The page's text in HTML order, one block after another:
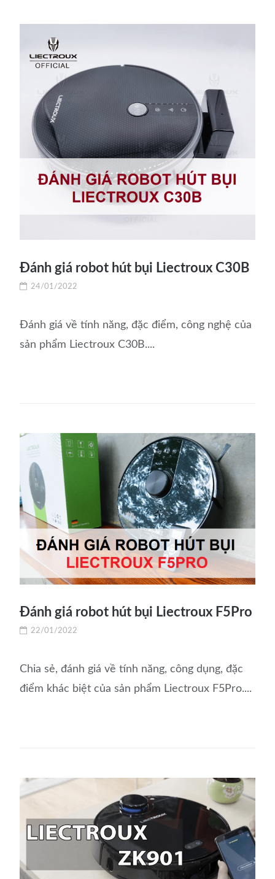
Đánh giá robot hút bụi Liectroux C30B
24/01/2022
Đánh giá về tính năng, đặc điểm, công nghệ của
sản phẩm Liectroux C30B....
Đánh giá robot hút bụi Liectroux F5Pro
22/01/2022
Chia sẻ, đánh giá về tính năng, công dụng, đặc
điểm khác biệt của sản phẩm Liectroux F5Pro....